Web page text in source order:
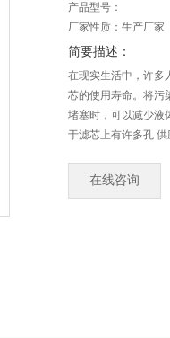
产品型号：
厂家性质： 生产厂家
简要描述：
在现实生活中，许多
芯的使用寿命。将污
堵塞时，可以减少液
于滤芯上有许多孔
在线咨询